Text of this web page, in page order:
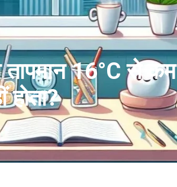
तापमान 16°C से कम
होता?